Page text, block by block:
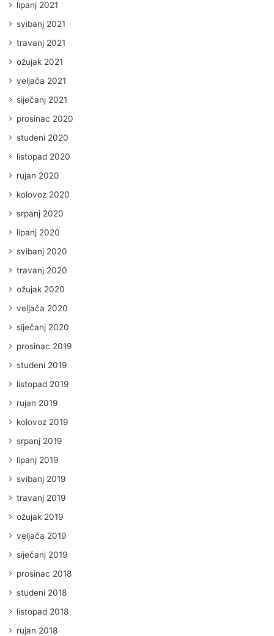
lipanj 2021
svibanj 2021
travanj 2021
ožujak 2021
veljača 2021
siječanj 2021
prosinac 2020
studeni 2020
listopad 2020
rujan 2020
kolovoz 2020
srpanj 2020
lipanj 2020
svibanj 2020
travanj 2020
ožujak 2020
veljača 2020
siječanj 2020
prosinac 2019
studeni 2019
listopad 2019
rujan 2019
kolovoz 2019
srpanj 2019
lipanj 2019
svibanj 2019
travanj 2019
ožujak 2019
veljača 2019
siječanj 2019
prosinac 2018
studeni 2018
listopad 2018
rujan 2018